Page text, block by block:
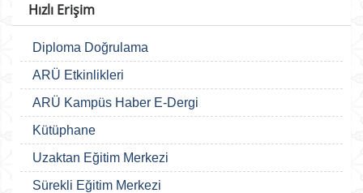
Hızlı Erişim
Diploma Doğrulama
ARÜ Etkinlikleri
ARÜ Kampüs Haber E-Dergi
Kütüphane
Uzaktan Eğitim Merkezi
Sürekli Eğitim Merkezi